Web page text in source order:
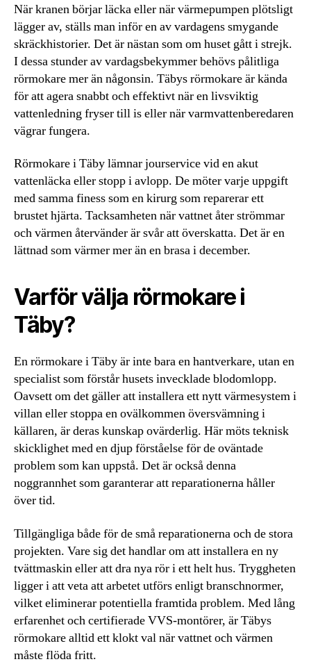
När kranen börjar läcka eller när värmepumpen plötsligt
lägger av, ställs man inför en av vardagens smygande
skräckhistorier. Det är nästan som om huset gått i strejk.
I dessa stunder av vardagsbekymmer behövs pålitliga
rörmokare mer än någonsin. Täbys rörmokare är kända
för att agera snabbt och effektivt när en livsviktig
vattenledning fryser till is eller när varmvattenberedaren
vägrar fungera.
Rörmokare i Täby lämnar jourservice vid en akut
vattenläcka eller stopp i avlopp. De möter varje uppgift
med samma finess som en kirurg som reparerar ett
brustet hjärta. Tacksamheten när vattnet åter strömmar
och värmen återvänder är svår att överskatta. Det är en
lättnad som värmer mer än en brasa i december.
Varför välja rörmokare i
Täby?
En rörmokare i Täby är inte bara en hantverkare, utan en
specialist som förstår husets invecklade blodomlopp.
Oavsett om det gäller att installera ett nytt värmesystem i
villan eller stoppa en ovälkommen översvämning i
källaren, är deras kunskap ovärderlig. Här möts teknisk
skicklighet med en djup förståelse för de oväntade
problem som kan uppstå. Det är också denna
noggrannhet som garanterar att reparationerna håller
över tid.
Tillgängliga både för de små reparationerna och de stora
projekten. Vare sig det handlar om att installera en ny
tvättmaskin eller att dra nya rör i ett helt hus. Tryggheten
ligger i att veta att arbetet utförs enligt branschnormer,
vilket eliminerar potentiella framtida problem. Med lång
erfarenhet och certifierade VVS-montörer, är Täbys
rörmokare alltid ett klokt val när vattnet och värmen
måste flöda fritt.